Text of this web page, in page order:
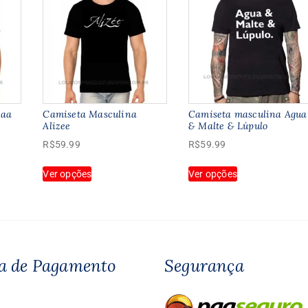
Camiseta Masculina
Alizee
R$59.99
Ver opções
Este
produto
podem
Camiseta masculina Agua
& Malte & Lúpulo
R$59.99
Ver opções
Este
produto
podem
escolhidas
de Pagamento Segurança